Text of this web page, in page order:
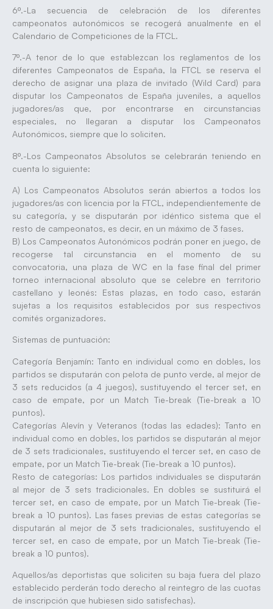
6º.-La secuencia de celebración de los diferentes
campeonatos autonómicos se recogerá anualmente en el
Calendario de Competiciones de la FTCL.
7º.-A tenor de lo que establezcan los reglamentos de los
diferentes Campeonatos de España, la FTCL se reserva el
derecho de asignar una plaza de invitado (Wild Card) para
disputar los Campeonatos de España juveniles, a aquellos
jugadores/as que, por encontrarse en circunstancias
especiales, no llegaran a disputar los Campeonatos
Autonómicos, siempre que lo soliciten.
8º.-Los Campeonatos Absolutos se celebrarán teniendo en
cuenta lo siguiente:
A) Los Campeonatos Absolutos serán abiertos a todos los
jugadores/as con licencia por la FTCL, independientemente de
su categoría, y se disputarán por idéntico sistema que el
resto de campeonatos, es decir, en un máximo de 3 fases.
B) Los Campeonatos Autonómicos podrán poner en juego, de
recogerse tal circunstancia en el momento de su
convocatoria, una plaza de WC en la fase final del primer
torneo internacional absoluto que se celebre en territorio
castellano y leonés: Estas plazas, en todo caso, estarán
sujetas a los requisitos establecidos por sus respectivos
comités organizadores.
Sistemas de puntuación:
Categoría Benjamín: Tanto en individual como en dobles, los
partidos se disputarán con pelota de punto verde, al mejor de
3 sets reducidos (a 4 juegos), sustituyendo el tercer set, en
caso de empate, por un Match Tie-break (Tie-break a 10
puntos).
Categorías Alevín y Veteranos (todas las edades): Tanto en
individual como en dobles, los partidos se disputarán al mejor
de 3 sets tradicionales, sustituyendo el tercer set, en caso de
empate, por un Match Tie-break (Tie-break a 10 puntos).
Resto de categorías: Los partidos individuales se disputarán
al mejor de 3 sets tradicionales. En dobles se sustituirá el
tercer set, en caso de empate, por un Match Tie-break (Tie-
break a 10 puntos). Las fases previas de estas categorías se
disputarán al mejor de 3 sets tradicionales, sustituyendo el
tercer set, en caso de empate, por un Match Tie-break (Tie-
break a 10 puntos).
Aquellos/as deportistas que soliciten su baja fuera del plazo
establecido perderán todo derecho al reintegro de las cuotas
de inscripción que hubiesen sido satisfechas).